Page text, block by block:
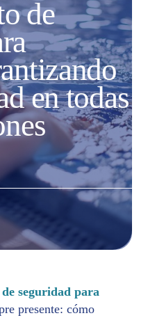
de
en todas
seguridad para
presente: cómo